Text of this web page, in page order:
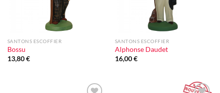
SANTONS ESCOFFIER
Bossu
13,80€
SANTONS ESCOFFIER
Alphonse Daudet
16,00€